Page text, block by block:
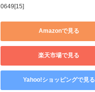
0649[15]
Amazonで見る
楽天市場で見る
Yahoo!ショッピングで見る